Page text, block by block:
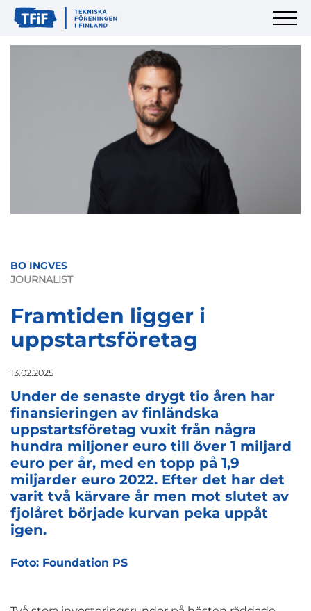
BO INGVES
JOURNALIST
Framtiden ligger i
uppstartsföretag
13.02.2025
Under de senaste drygt tio åren har
finansieringen av finländska
uppstartsföretag vuxit från några
hundra miljoner euro till över 1 miljard
euro per år, med en topp på 1,9
miljarder euro 2022. Efter det har det
varit två kärvare år men mot slutet av
fjolåret började kurvan peka uppåt
igen.
Foto: Foundation PS